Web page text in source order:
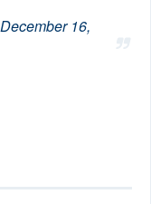
December 16,